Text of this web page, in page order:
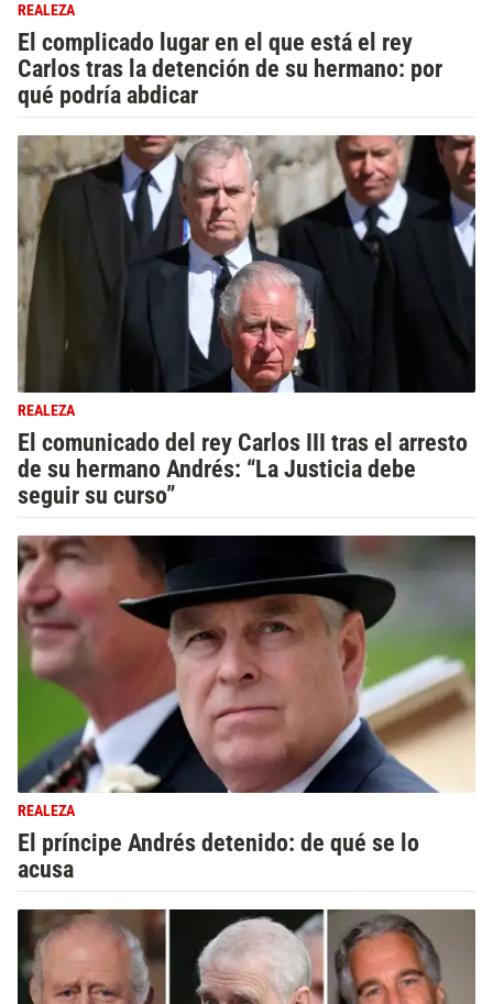
REALEZA
El complicado lugar en el que está el rey
Carlos tras la detención de su hermano: por
qué podría abdicar
REALEZA
El comunicado del rey Carlos III tras el arresto
de su hermano Andrés: “La Justicia debe
seguir su curso”
REALEZA
El príncipe Andrés detenido: de qué se lo
acusa